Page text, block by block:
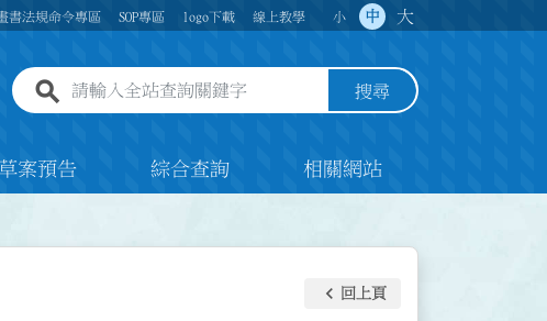
書法規命令專區 SOP專區 logo下載 線上教學 小 中 大
全站查詢關鍵字欄位 搜尋
案預告 綜合查詢 相關網站
keyboard_arrow_left 回上頁